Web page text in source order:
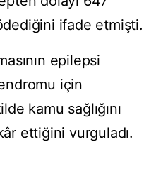
ifade etmişti.
epilepsi
için
kamu sağlığını
ettiğini vurguladı.